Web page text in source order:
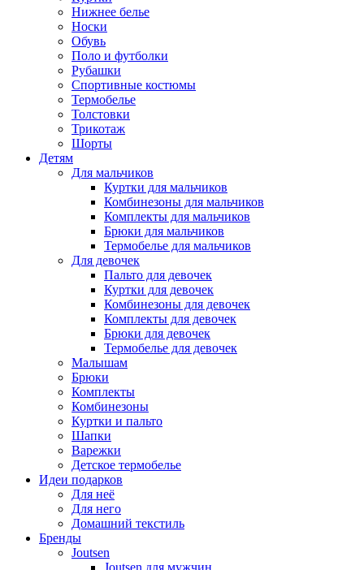
Нижнее белье
Носки
Обувь
Поло и футболки
Рубашки
Спортивные костюмы
Термобелье
Толстовки
Трикотаж
Шорты
Детям
Для мальчиков
Куртки для мальчиков
Комбинезоны для мальчиков
Комплекты для мальчиков
Брюки для мальчиков
Термобелье для мальчиков
Для девочек
Пальто для девочек
Куртки для девочек
Комбинезоны для девочек
Комплекты для девочек
Брюки для девочек
Термобелье для девочек
Малышам
Брюки
Комплекты
Комбинезоны
Куртки и пальто
Шапки
Варежки
Детское термобелье
Идеи подарков
Для неё
Для него
Домашний текстиль
Бренды
Joutsen
Joutsen для мужчин